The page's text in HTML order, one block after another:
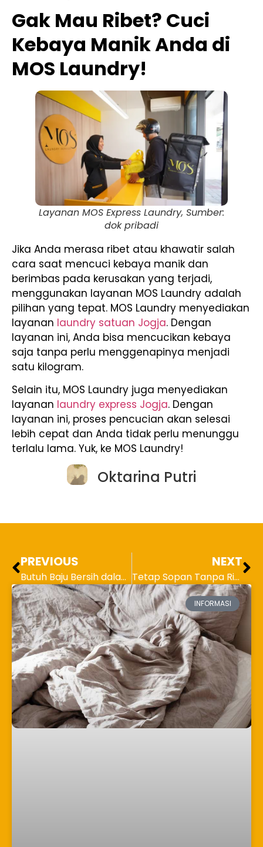
Gak Mau Ribet? Cuci
Kebaya Manik Anda di
MOS Laundry!
Layanan MOS Express Laundry, Sumber:
dok pribadi
Jika Anda merasa ribet atau khawatir salah
cara saat mencuci kebaya manik dan
berimbas pada kerusakan yang terjadi,
menggunakan layanan MOS Laundry adalah
pilihan yang tepat. MOS Laundry menyediakan
layanan laundry satuan Jogja. Dengan
layanan ini, Anda bisa mencucikan kebaya
saja tanpa perlu menggenapinya menjadi
satu kilogram.
Selain itu, MOS Laundry juga menyediakan
layanan laundry express Jogja. Dengan
layanan ini, proses pencucian akan selesai
lebih cepat dan Anda tidak perlu menunggu
terlalu lama. Yuk, ke MOS Laundry!
Oktarina Putri
PREVIOUS
Butuh Baju Bersih dalam Hitungan Jam? Cek Rekomendasi Laundry Kilat Jogja yang Paling Sat-Set!
NEXT
Tetap Sopan Tanpa Ribet, Intip Ide Outfit Kondangan Wanita Casual yang Gak Kalah Menawan dari Kebaya
INFORMASI